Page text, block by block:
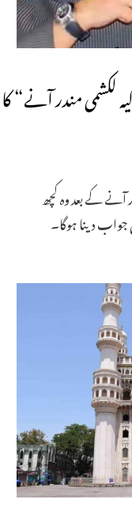
لکشمی مندر آنے“ کا
آنے کے بعد وہ کچھ
دینا ہوگا۔